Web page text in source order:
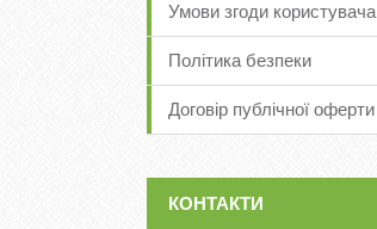
Умови згоди користувача
Політика безпеки
Договір публічної оферти
КОНТАКТИ